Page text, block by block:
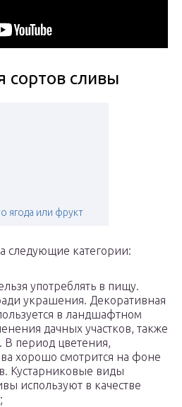
сортов сливы
ягода или фрукт
следующие категории:
употреблять в пищу.
украшения. Декоративная
в ландшафтном
дачных участков, также
В период цветения,
хорошо смотрится на фоне
Кустарниковые виды
используют в качестве